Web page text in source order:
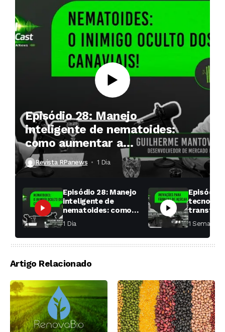
Episódio 28: Manejo
inteligente de nematoides:
como aumentar a
produtividade das soqueiras?
Revista RPanews 1 Dia ⁮
Episódio 28: Manejo
inteligente de
nematoides: como
aumentar a
produtividade das
soqueiras?
1 Dia ⁮
Episódio
fábricas
1 Semana ⁮
Artigo Relacionado